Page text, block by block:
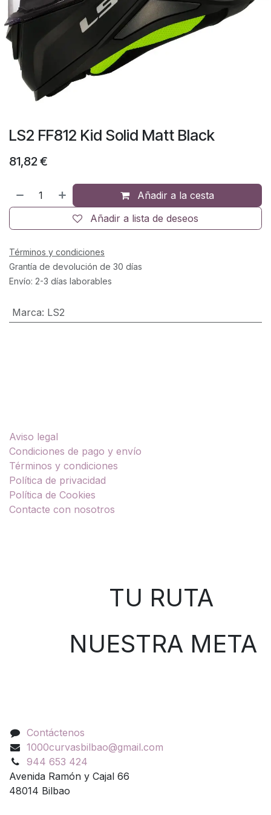
LS2 FF812 Kid Solid Matt Black
81,82€
Añadir a la cesta
Añadir a lista de deseos
Términos y condiciones
Grantía de devolución de 30 días
Envío: 2-3 días laborables
Marca: LS2
Aviso legal
Condiciones de pago y envío
Términos y condiciones
Política de privacidad
Política de Cookies
Contacte con nosotros
TU RUTA
NUESTRA META
Contáctenos
1000curvasbilbao@gmail.com
944 653 424
Avenida Ramón y Cajal 66
48014 Bilbao